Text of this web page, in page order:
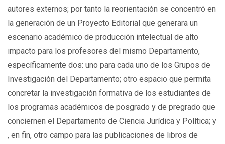
autores externos; por tanto la reorientación se concentró en
la generación de un Proyecto Editorial que generara un
escenario académico de producción intelectual de alto
impacto para los profesores del mismo Departamento,
específicamente dos: uno para cada uno de los Grupos de
Investigación del Departamento; otro espacio que permita
concretar la investigación formativa de los estudiantes de
los programas académicos de posgrado y de pregrado que
conciernen el Departamento de Ciencia Jurídica y Política; y
, en fin, otro campo para las publicaciones de libros de